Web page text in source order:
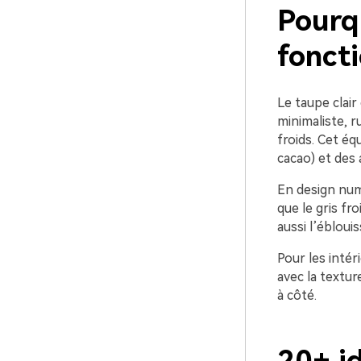
Le taupe
minimaliste,
froids. Cet
cacao) et des
En design
que le gris
aussi
Pour les
avec la
à côté.